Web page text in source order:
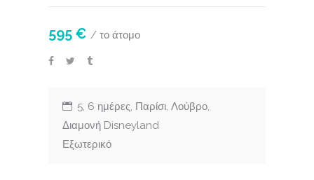
595 € / το άτομο
5, 6 ημέρες, Παρίσι, Λούβρο,
Διαμονή Disneyland
Εξωτερικό